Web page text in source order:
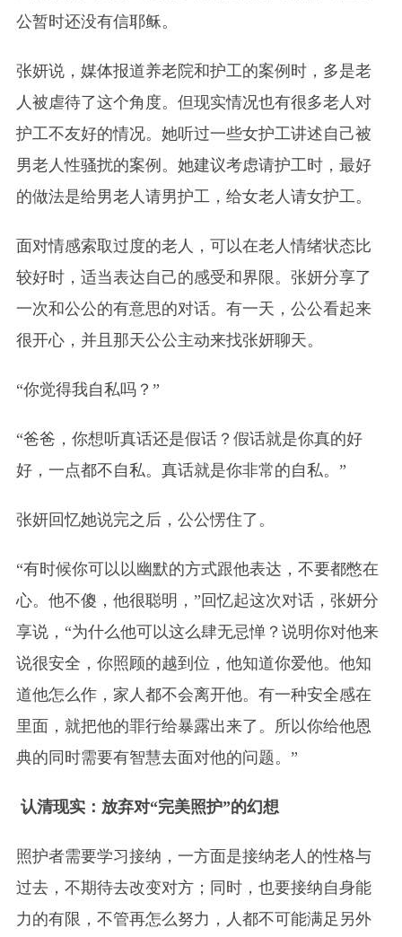
公暂时还没有信耶稣。
张妍说，媒体报道养老院和护工的案例时，多是老
人被虐待了这个角度。但现实情况也有很多老人对
护工不友好的情况。她听过一些女护工讲述自己被
男老人性骚扰的案例。她建议考虑请护工时，最好
的做法是给男老人请男护工，给女老人请女护工。
面对情感索取过度的老人，可以在老人情绪状态比
较好时，适当表达自己的感受和界限。张妍分享了
一次和公公的有意思的对话。有一天，公公看起来
很开心，并且那天公公主动来找张妍聊天。
“你觉得我自私吗？”
“爸爸，你想听真话还是假话？假话就是你真的好
好，一点都不自私。真话就是你非常的自私。”
张妍回忆她说完之后，公公愣住了。
“有时候你可以以幽默的方式跟他表达，不要都憋在
心。他不傻，他很聪明，”回忆起这次对话，张妍分
享说，“为什么他可以这么肆无忌惮？说明你对他来
说很安全，你照顾的越到位，他知道你爱他。他知
道他怎么作，家人都不会离开他。有一种安全感在
里面，就把他的罪行给暴露出来了。所以你给他恩
典的同时需要有智慧去面对他的问题。”
认清现实：放弃对“完美照护”的幻想
照护者需要学习接纳，一方面是接纳老人的性格与
过去，不期待去改变对方；同时，也要接纳自身能
力的有限，不管再怎么努力，人都不可能满足另外